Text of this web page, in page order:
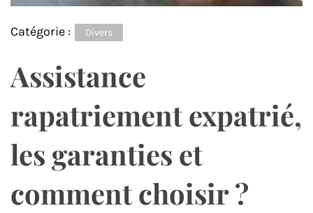
Catégorie : Divers
Assistance
rapatriement expatrié,
les garanties et
comment choisir ?